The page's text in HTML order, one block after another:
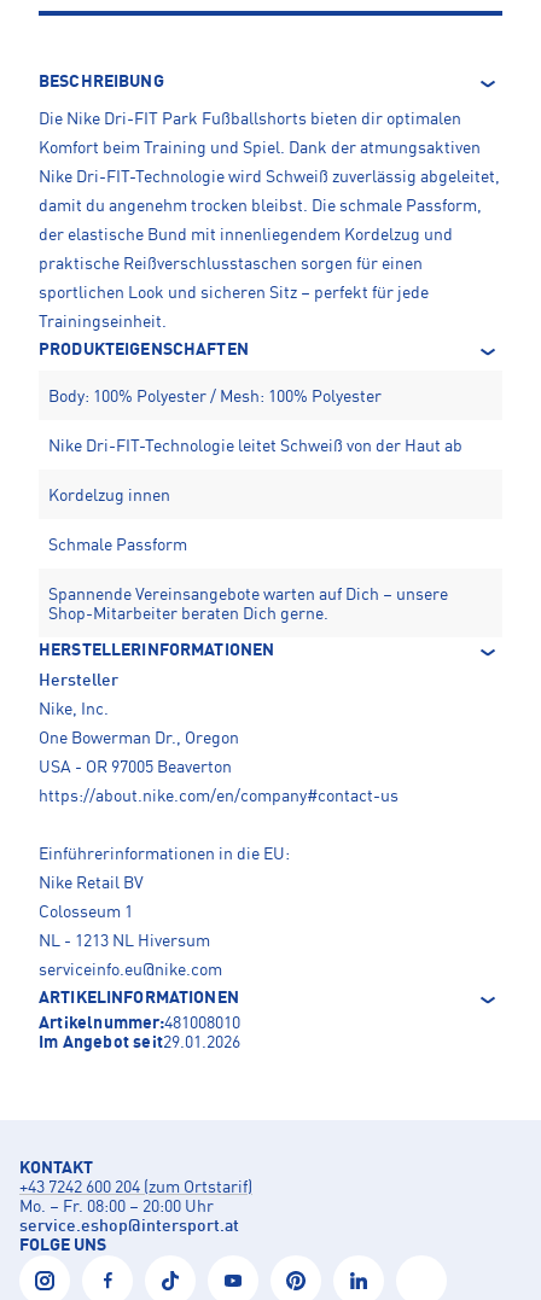
BESCHREIBUNG
Die Nike Dri-FIT Park Fußballshorts bieten dir optimalen
Komfort beim Training und Spiel. Dank der atmungsaktiven
Nike Dri-FIT-Technologie wird Schweiß zuverlässig abgeleitet,
damit du angenehm trocken bleibst. Die schmale Passform,
der elastische Bund mit innenliegendem Kordelzug und
praktische Reißverschlusstaschen sorgen für einen
sportlichen Look und sicheren Sitz – perfekt für jede
Trainingseinheit.
PRODUKTEIGENSCHAFTEN
Body: 100% Polyester / Mesh: 100% Polyester
Nike Dri-FIT-Technologie leitet Schweiß von der Haut ab
Kordelzug innen
Schmale Passform
Spannende Vereinsangebote warten auf Dich – unsere
Shop-Mitarbeiter beraten Dich gerne.
HERSTELLERINFORMATIONEN
Hersteller
Nike, Inc.
One Bowerman Dr., Oregon
USA - OR 97005 Beaverton
https://about.nike.com/en/company#contact-us
Einführerinformationen in die EU:
Nike Retail BV
Colosseum 1
NL - 1213 NL Hiversum
serviceinfo.eu@nike.com
ARTIKELINFORMATIONEN
Artikelnummer:481008010
Im Angebot seit29.01.2026
KONTAKT
+43 7242 600 204 (zum Ortstarif)
Mo. – Fr. 08:00 – 20:00 Uhr
service.eshop@intersport.at
FOLGE UNS